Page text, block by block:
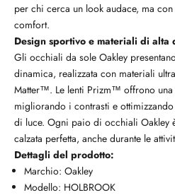
per chi cerca un look audace, ma
comfort.
Design sportivo e materiali di alta
Gli occhiali da sole Oakley
dinamica, realizzata con materiali
Matter™. Le lenti Prizm™ offrono
migliorando i contrasti e
di luce. Ogni paio di occhiali Oakley
calzata perfetta, anche durante le
Dettagli del prodotto:
Marchio: Oakley
Modello: HOLBROOK